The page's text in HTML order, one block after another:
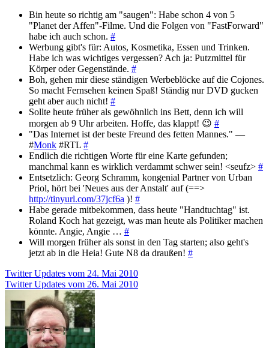
Bin heute so richtig am "saugen": Habe schon 4 von 5
"Planet der Affen"-Filme. Und die Folgen von "FastForward"
habe ich auch schon. #
Werbung gibt's für: Autos, Kosmetika, Essen und Trinken.
Habe ich was wichtiges vergessen? Ach ja: Putzmittel für
Körper oder Gegenstände. #
Boh, gehen mir diese ständigen Werbeblöcke auf die Cojones.
So macht Fernsehen keinen Spaß! Ständig nur DVD gucken
geht aber auch nicht! #
Sollte heute früher als gewöhnlich ins Bett, denn ich will
morgen ab 9 Uhr arbeiten. Hoffe, das klappt! 😉 #
"Das Internet ist der beste Freund des fetten Mannes." —
#Monk #RTL #
Endlich die richtigen Worte für eine Karte gefunden;
manchmal kann es wirklich verdammt schwer sein! <seufz> #
Entsetzlich: Georg Schramm, kongenial Partner von Urban
Priol, hört bei 'Neues aus der Anstalt' auf (==>
http://tinyurl.com/37jcf6a )! #
Habe gerade mitbekommen, dass heute "Handtuchtag" ist.
Roland Koch hat gezeigt, was man heute als Politiker machen
könnte. Angie, Angie … #
Will morgen früher als sonst in den Tag starten; also geht's
jetzt ab in die Heia! Gute N8 da draußen! #
Beitragsnavigation
Twitter Updates vom 24. Mai 2010
Twitter Updates vom 26. Mai 2010